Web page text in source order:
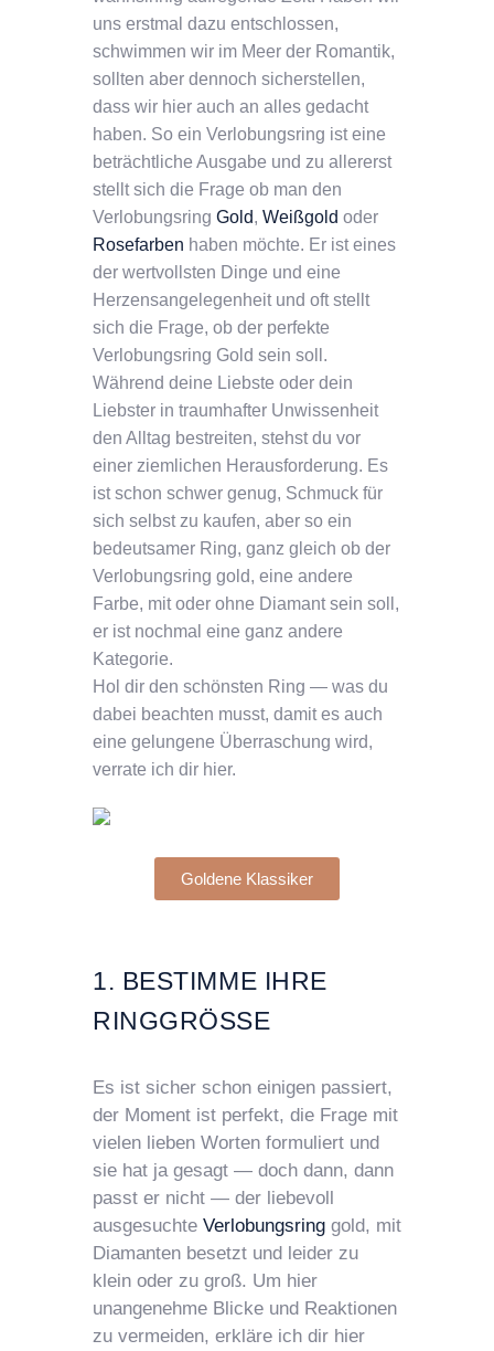
uns erstmal dazu entschlossen,
schwimmen wir im Meer der Romantik,
sollten aber dennoch sicherstellen,
dass wir hier auch an alles gedacht
haben. So ein Verlobungsring ist eine
beträchtliche Ausgabe und zu allererst
stellt sich die Frage ob man den
Verlobungsring Gold, Weißgold oder
Rosefarben haben möchte. Er ist eines
der wertvollsten Dinge und eine
Herzensangelegenheit und oft stellt
sich die Frage, ob der perfekte
Verlobungsring Gold sein soll.
Während deine Liebste oder dein
Liebster in traumhafter Unwissenheit
den Alltag bestreiten, stehst du vor
einer ziemlichen Herausforderung. Es
ist schon schwer genug, Schmuck für
sich selbst zu kaufen, aber so ein
bedeutsamer Ring, ganz gleich ob der
Verlobungsring gold, eine andere
Farbe, mit oder ohne Diamant sein soll,
er ist nochmal eine ganz andere
Kategorie.
Hol dir den schönsten Ring — was du
dabei beachten musst, damit es auch
eine gelungene Überraschung wird,
verrate ich dir hier.
Goldene Klassiker
1. BESTIMME IHRE
RINGGRÖSSE
Es ist sicher schon einigen passiert,
der Moment ist perfekt, die Frage mit
vielen lieben Worten formuliert und
sie hat ja gesagt — doch dann, dann
passt er nicht — der liebevoll
ausgesuchte Verlobungsring gold, mit
Diamanten besetzt und leider zu
klein oder zu groß. Um hier
unangenehme Blicke und Reaktionen
zu vermeiden, erkläre ich dir hier